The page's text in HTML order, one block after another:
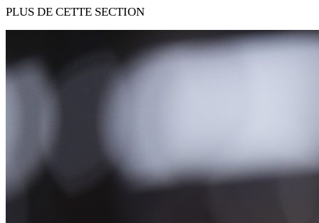
PLUS DE CETTE SECTION